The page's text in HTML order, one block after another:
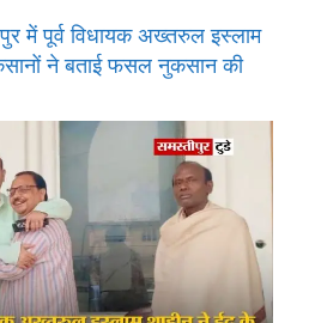
में पूर्व विधायक अख्तरुल इस्लाम
ने बताई फसल नुकसान की